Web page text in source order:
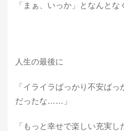
「まぁ、いっか」となんとな
人生の最後に
「イライラばっかり不安ば
だったな……」
「もっと幸せで楽しい充実